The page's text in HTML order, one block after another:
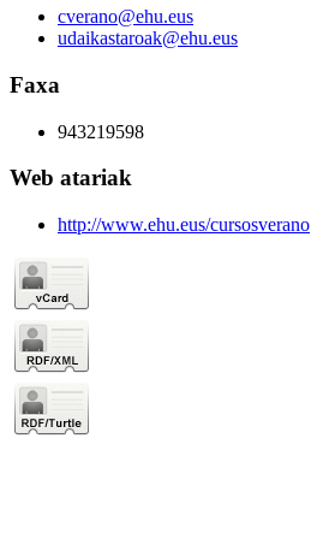
cverano@ehu.eus
udaikastaroak@ehu.eus
Faxa
943219598
Web atariak
http://www.ehu.eus/cursosverano